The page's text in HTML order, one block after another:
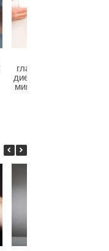
главоболие – как
диетата влияе при
мигрена и болки в